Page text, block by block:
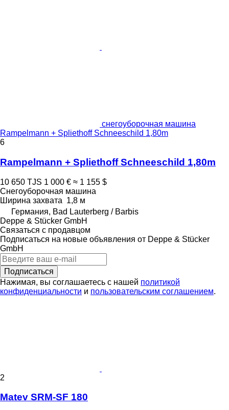
снегоуборочная машина
Rampelmann + Spliethoff Schneeschild 1,80m
6
Rampelmann + Spliethoff Schneeschild 1,80m
10 650 TJS 1 000 € ≈ 1 155 $
Снегоуборочная машина
Ширина захвата 1,8 м
Германия, Bad Lauterberg / Barbis
Deppe & Stücker GmbH
Связаться с продавцом
Подписаться на новые объявления от Deppe & Stücker
GmbH
Подписаться
Нажимая, вы соглашаетесь с нашей политикой
конфиденциальности и пользовательским соглашением.
2
Matev SRM-SF 180